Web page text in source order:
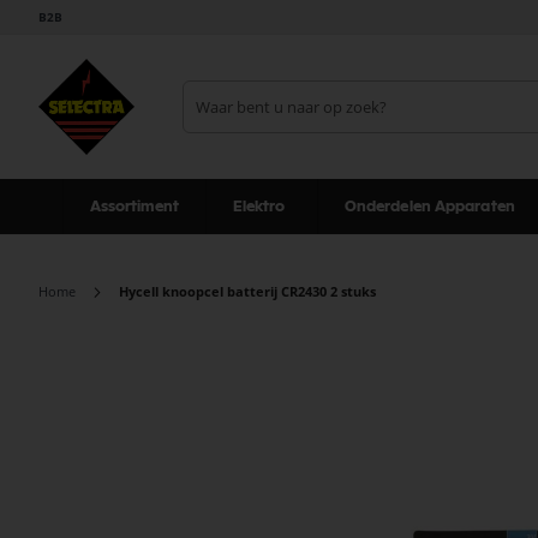
B2B
Assortiment Elektro Onderdelen Apparaten
Home Hycell knoopcel batterij CR2430 2 stuks